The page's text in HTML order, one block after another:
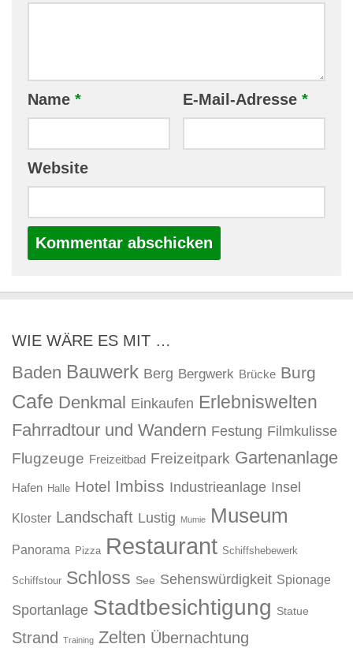
Name * E-Mail-Adresse *
Website
WIE WÄRE ES MIT …
Baden Bauwerk Berg Bergwerk Brücke Burg
Cafe Denkmal Einkaufen Erlebniswelten
Fahrradtour und Wandern Festung Filmkulisse
Flugzeuge Freizeitbad Freizeitpark Gartenanlage
Hafen Halle Hotel Imbiss Industrieanlage Insel
Kloster Landschaft Lustig Mumie Museum
Panorama Pizza Restaurant Schiffshebewerk
Schiffstour Schloss See Sehenswürdigkeit Spionage
Sportanlage Stadtbesichtigung Statue
Strand Training Zelten Übernachtung